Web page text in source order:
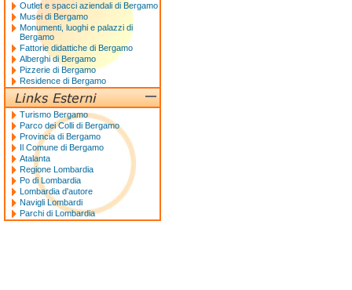
Outlet e spacci aziendali di Bergamo
Musei di Bergamo
Monumenti, luoghi e palazzi di
Bergamo
Fattorie didattiche di Bergamo
Alberghi di Bergamo
Pizzerie di Bergamo
Residence di Bergamo
Turismo Bergamo
Parco dei Colli di Bergamo
Provincia di Bergamo
Il Comune di Bergamo
Atalanta
Regione Lombardia
Po di Lombardia
Lombardia d'autore
Navigli Lombardi
Parchi di Lombardia